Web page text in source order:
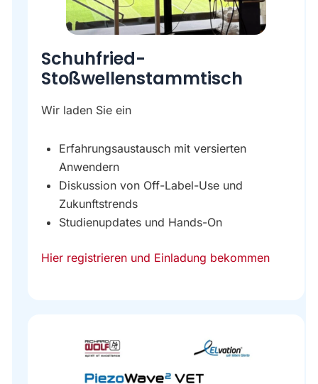
Schuhfried-
Stoßwellenstammtisch
Wir laden Sie ein
Erfahrungsaustausch mit versierten
Anwendern
Diskussion von Off-Label-Use und
Zukunftstrends
Studienupdates und Hands-On
Hier registrieren und Einladung bekommen